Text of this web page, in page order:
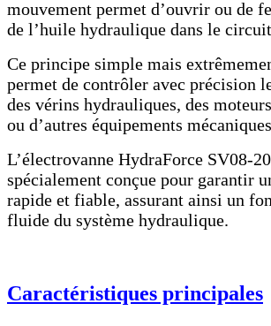
mouvement permet d’ouvrir ou de
de l’huile hydraulique dans le
Ce principe simple mais
permet de contrôler avec précision
des vérins hydrauliques, des
ou d’autres équipements
L’électrovanne HydraForce SV08-
spécialement conçue pour garantir
rapide et fiable, assurant ainsi un
fluide du système hydraulique.
Caractéristiques principales